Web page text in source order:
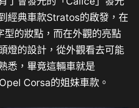
經典車款Stratos的啟發，在
型的妝點，而在外觀的亮點
燈的設計，從外觀看去可能
悉，畢竟這輛車就是
Corsa的姐妹車款。